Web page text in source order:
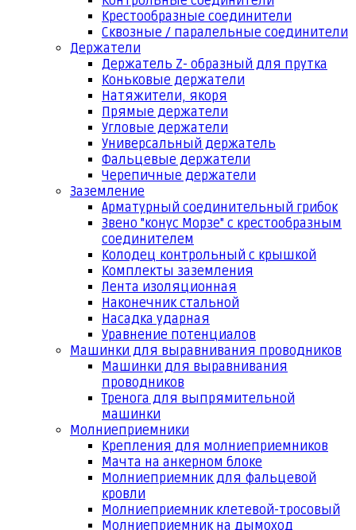
Крестообразные соединители
Сквозные / паралельные соединители
Держатели
Держатель Z- образный для прутка
Коньковые держатели
Натяжители, якоря
Прямые держатели
Угловые держатели
Универсальный держатель
Фальцевые держатели
Черепичные держатели
Заземление
Арматурный соединительный грибок
Звено "конус Морзе" с крестообразным
соединителем
Колодец контрольный с крышкой
Комплекты заземления
Лента изоляционная
Наконечник стальной
Насадка ударная
Уравнение потенциалов
Машинки для выравнивания проводников
Машинки для выравнивания
проводников
Тренога для выпрямительной
машинки
Молниеприемники
Крепления для молниеприемников
Мачта на анкерном блоке
Молниеприемник для фальцевой
кровли
Молниеприемник клетевой-тросовый
Молниеприемник на дымоход